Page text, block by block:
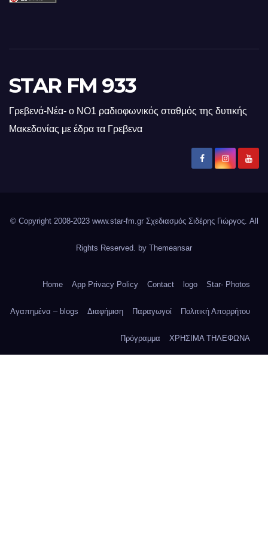
STAR FM 933
Γρεβενά-Νέα- ο ΝΟ1 ραδιοφωνικός σταθμός της δυτικής
Μακεδονίας με έδρα τα Γρεβενα
© Copyright 2008-2023 www.star-fm.gr Σχεδιασμός Σιδέρης Γιώργος. All
Rights Reserved. by Themeansar
Home App Privacy Policy Contact logo Star- Photos
Αγαπημένα – blogs Διαφήμιση Παραγωγοί Πολιτική Απορρήτου
Πρόγραμμα ΧΡΗΣΙΜΑ ΤΗΛΕΦΩΝΑ